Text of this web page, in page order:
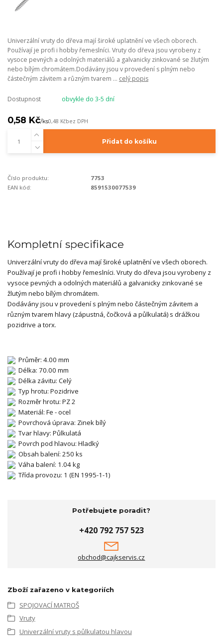
Univerzální vruty do dřeva mají široké uplatnění ve všech oborech.
Používají je profi i hobby řemeslníci. Vruty do dřeva jsou vyrobeny z
vysoce pevných a odolných materiálů a galvanicky zinkované se žlutým
nebo bílým chromátem.Dodávány jsou v provedení s plným nebo
částečným závitem a různým tvarem ... celý popis
Dostupnost obvykle do 3-5 dní
0,58 Kč/ks0,48 Kčbez DPH
Přidat do košíku
Číslo produktu:
7753
EAN kód:
8591530077539
Kompletní specifikace
Univerzální vruty do dřeva mají široké uplatnění ve všech oborech.
Používají je profi i hobby řemeslníci. Vruty do dřeva jsou vyrobeny z
vysoce pevných a odolných materiálů a galvanicky zinkované se
žlutým nebo bílým chromátem.
Dodávány jsou v provedení s plným nebo částečným závitem a
různým tvarem hlavy (zápustná, čočková a půlkulatá) s drážkou
pozidrive a torx.
Průměr: 4.00 mm
Délka: 70.00 mm
Délka závitu: Celý
Typ hrotu: Pozidrive
Rozměr hrotu: PZ 2
Materiál: Fe - ocel
Povrchová úprava: Zinek bílý
Tvar hlavy: Půlkulatá
Povrch pod hlavou: Hladký
Obsah balení: 250 ks
Váha balení: 1.04 kg
Třída provozu: 1 (EN 1995-1-1)
Potřebujete poradit?
+420 792 757 523
obchod@cajkservis.cz
Zboží zařazeno v kategoriích
SPOJOVACÍ MATROŠ
Vruty
Univerzální vruty s půlkulatou hlavou